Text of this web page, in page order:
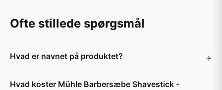
Ofte stillede spørgsmål
Hvad er navnet på produktet?
Hvad koster Mühle Barbersæbe Shavestick -